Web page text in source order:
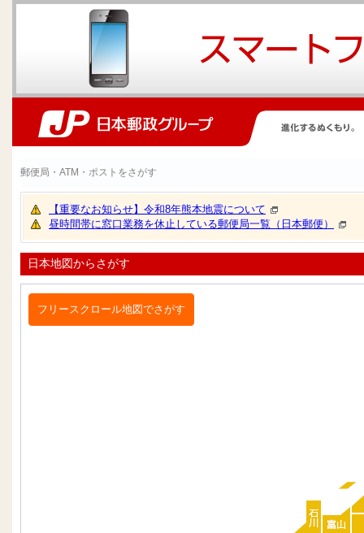
郵便局・ATM・ポストをさがす
【重要なお知らせ】令和8年熊本地震について
昼時間帯に窓口業務を休止している郵便局一覧（日本郵便）
日本地図からさがす
フリースクロール地図でさがす